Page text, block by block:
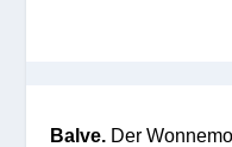
Balve. Der